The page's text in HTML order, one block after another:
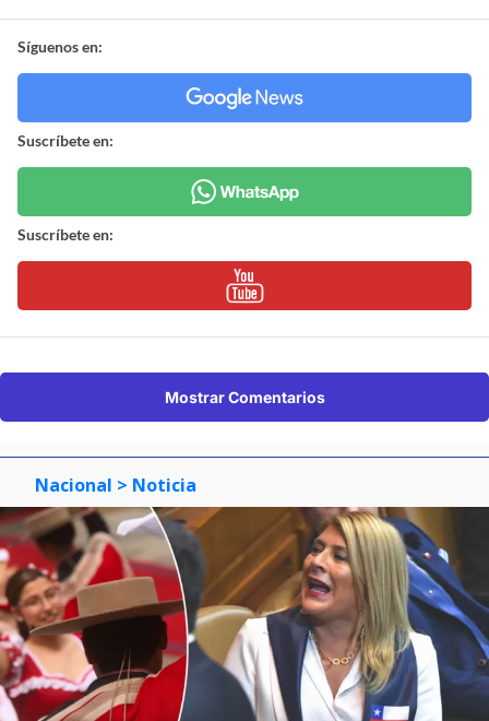
Síguenos en:
Suscríbete en:
Suscríbete en:
Mostrar Comentarios
Nacional > Noticia